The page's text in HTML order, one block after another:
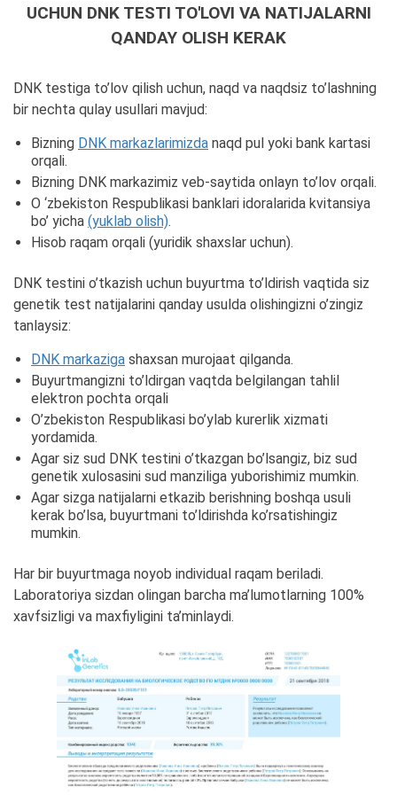
UCHUN DNK TESTI TO'LOVI VA NATIJALARNI
QANDAY OLISH KERAK
DNK testiga to’lov qilish uchun, naqd va naqdsiz to’lashning
bir nechta qulay usullari mavjud:
Bizning DNK markazlarimizda naqd pul yoki bank kartasi
orqali.
Bizning DNK markazimiz veb-saytida onlayn to’lov orqali.
O ‘zbekiston Respublikasi banklari idoralarida kvitansiya
bo’ yicha (yuklab olish).
Hisob raqam orqali (yuridik shaxslar uchun).
DNK testini o’tkazish uchun buyurtma to’ldirish vaqtida siz
genetik test natijalarini qanday usulda olishingizni o’zingiz
tanlaysiz:
DNK markaziga shaxsan murojaat qilganda.
Buyurtmangizni to’ldirgan vaqtda belgilangan tahlil
elektron pochta orqali
O’zbekiston Respublikasi bo’ylab kurerlik xizmati
yordamida.
Agar siz sud DNK testini o’tkazgan bo’lsangiz, biz sud
genetik xulosasini sud manziliga yuborishimiz mumkin.
Agar sizga natijalarni etkazib berishning boshqa usuli
kerak bo’lsa, buyurtmani to’ldirishda ko’rsatishingiz
mumkin.
Har bir buyurtmaga noyob individual raqam beriladi.
Laboratoriya sizdan olingan barcha ma’lumotlarning 100%
xavfsizligi va maxfiyligini ta’minlaydi.